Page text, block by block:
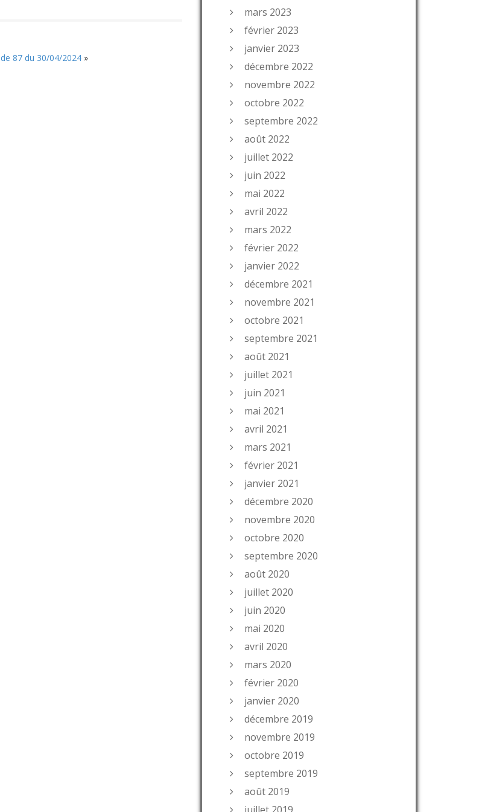
87 du 30/04/2024»
mars 2023
février 2023
janvier 2023
décembre 2022
novembre 2022
octobre 2022
septembre 2022
août 2022
juillet 2022
juin 2022
mai 2022
avril 2022
mars 2022
février 2022
janvier 2022
décembre 2021
novembre 2021
octobre 2021
septembre 2021
août 2021
juillet 2021
juin 2021
mai 2021
avril 2021
mars 2021
février 2021
janvier 2021
décembre 2020
novembre 2020
octobre 2020
septembre 2020
août 2020
juillet 2020
juin 2020
mai 2020
avril 2020
mars 2020
février 2020
janvier 2020
décembre 2019
novembre 2019
octobre 2019
septembre 2019
août 2019